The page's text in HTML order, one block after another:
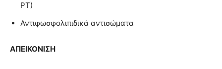
ΡΤ)
Αντιφωσφολιπιδικά αντισώματα
ΑΠΕΙΚΟΝΙΣΗ